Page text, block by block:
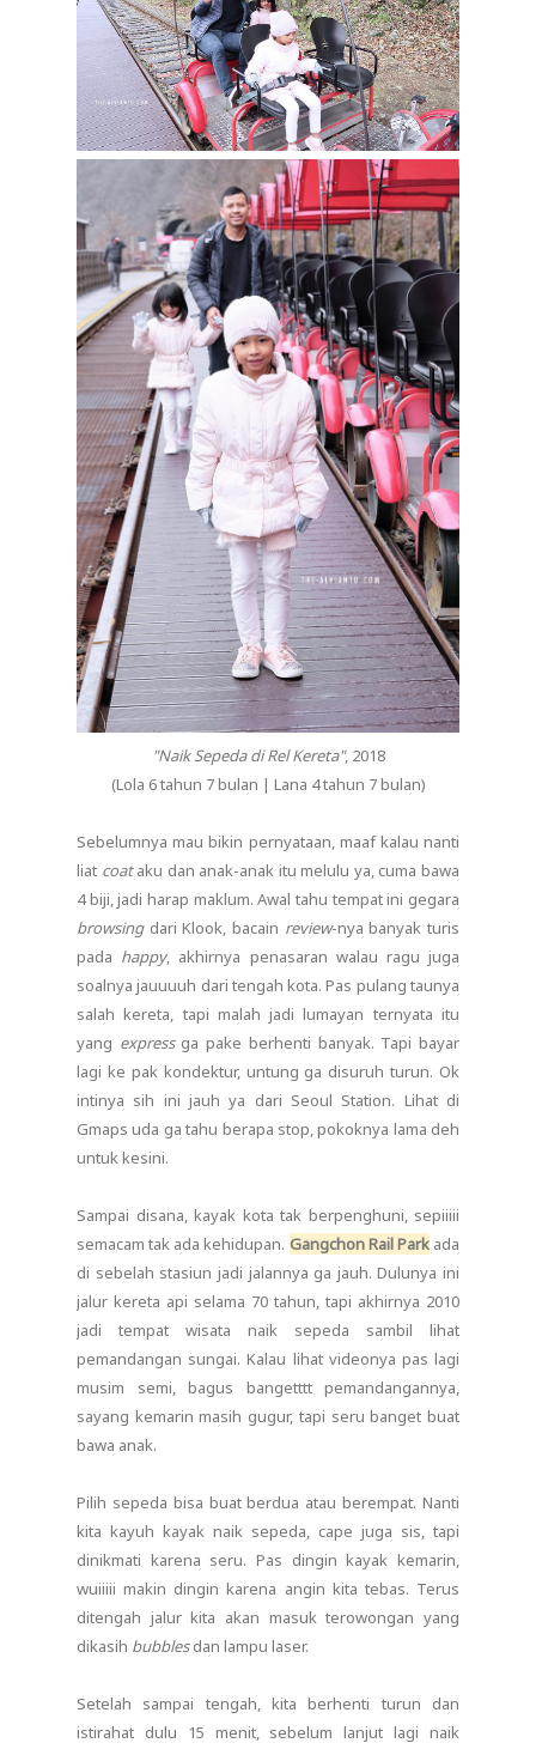
"Naik Sepeda di Rel Kereta", 2018
(Lola 6 tahun 7 bulan | Lana 4 tahun 7 bulan)
Sebelumnya mau bikin pernyataan, maaf kalau nanti
liat coataku dan anak-anak itu melulu ya, cuma bawa
4 biji, jadi harap maklum. Awal tahu tempat ini gegara
browsingdari Klook, bacain review-nya banyak turis
pada happy, akhirnya penasaran walau ragu juga
soalnya jauuuuh dari tengah kota. Pas pulang taunya
salah kereta, tapi malah jadi lumayan ternyata itu
yang expressga pake berhenti banyak. Tapi bayar
lagi ke pak kondektur, untung ga disuruh turun. Ok
intinya sih ini jauh ya dari Seoul Station. Lihat di
Gmaps uda ga tahu berapa stop, pokoknya lama deh
untuk kesini.
Sampai disana, kayak kota tak berpenghuni, sepiiiii
semacam tak ada kehidupan. Gangchon Rail Parkada
di sebelah stasiun jadi jalannya ga jauh. Dulunya ini
jalur kereta api selama 70 tahun, tapi akhirnya 2010
jadi tempat wisata naik sepeda sambil lihat
pemandangan sungai. Kalau lihat videonya pas lagi
musim semi, bagus bangetttt pemandangannya,
sayang kemarin masih gugur, tapi seru banget buat
bawa anak.
Pilih sepeda bisa buat berdua atau berempat. Nanti
kita kayuh kayak naik sepeda, cape juga sis, tapi
dinikmati karena seru. Pas dingin kayak kemarin,
wuiiiii makin dingin karena angin kita tebas. Terus
ditengah jalur kita akan masuk terowongan yang
dikasih bubblesdan lampu laser.
Setelah sampai tengah, kita berhenti turun dan
istirahat dulu 15 menit, sebelum lanjut lagi naik